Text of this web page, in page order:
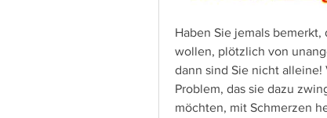
Haben Sie jemals
wollen, plötzlich von
dann sind Sie nicht
Problem, das sie dazu
möchten, mit Schmerzen